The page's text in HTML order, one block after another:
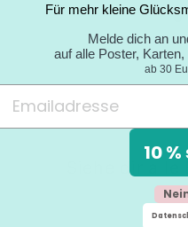
Siehe dir alle
Für mehr kleine
Melde dich an
auf alle Poster,
ab 30
10